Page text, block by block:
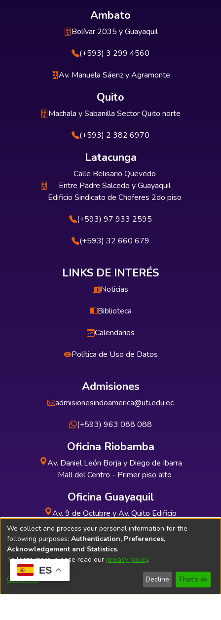
ES
Ambato
Bolívar 2035 y Guayaquil
(+593) 3 299 4560
Av. Manuela Sáenz y Agramonte
Quito
Machala y Sabanilla Sector Quito norte
(+593) 2 382 6970
Latacunga
Calle Belisario Quevedo
Entre Padre Salcedo y Guayaquil
Edificio Sindicato de Choferes 2do piso
(+593) 97 933 2595
(+593) 32 660 679
LINKS DE INTERÉS
Noticias
Biblioteca
Calendarios
Política de Uso de Datos
Admisiones
admisionesindoamerica@uti.edu.ec
(+593) 963 088 088
Oficina Riobamba
Av. Daniel León Borja y Diego de Ibarra
Mall del Centro - Primer piso alto
Oficina Guayaquil
Av. 9 de Octubre y Av. Quito Edificio
INDUAUTO - Planta baja
Soporte Técnico Bibliolatino.com
We collect and process your personal information for the
following purposes: Authentication, Preferences,
Acknowledgement and Statistics.
To learn more, please read our privacy policy.
Customize Decline That's ok